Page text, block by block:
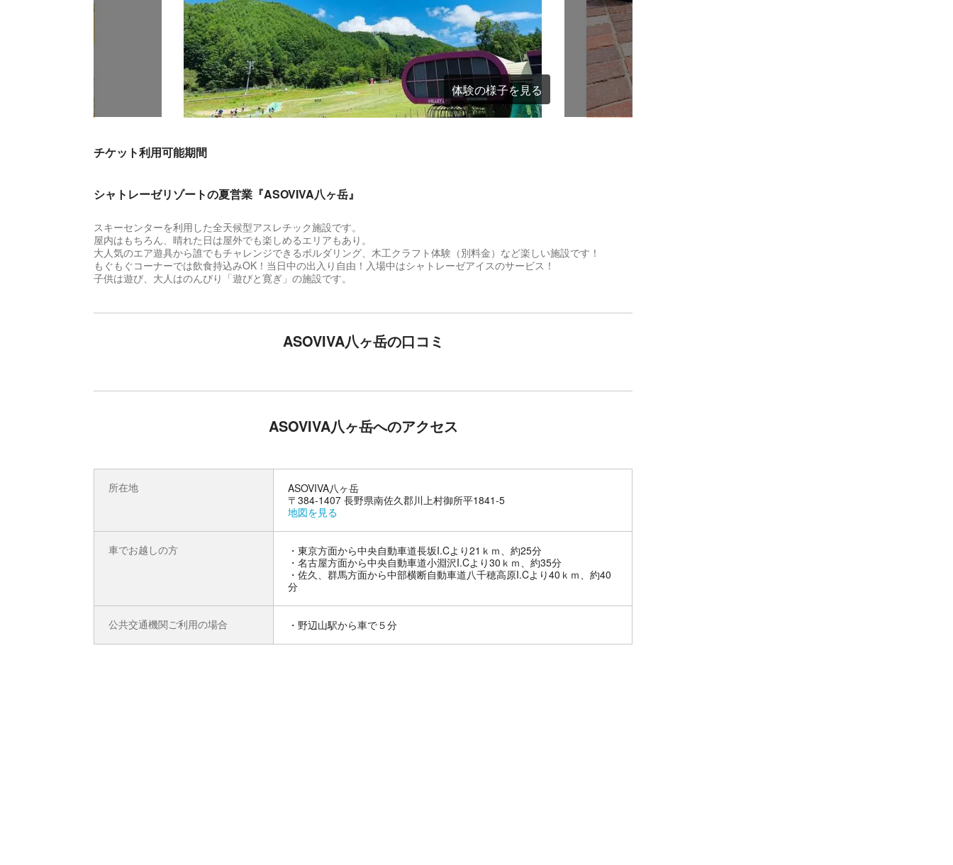
体験の様子を見る
チケット利用可能期間
シャトレーゼリゾートの夏営業『ASOVIVA八ヶ岳』
スキーセンターを利用した全天候型アスレチック施設です。
屋内はもちろん、晴れた日は屋外でも楽しめるエリアもあり。
大人気のエア遊具から誰でもチャレンジできるボルダリング、木工クラフト体験（別料金）など楽しい施設です！
もぐもぐコーナーでは飲食持込みOK！当日中の出入り自由！入場中はシャトレーゼアイスのサービス！
子供は遊び、大人はのんびり「遊びと寛ぎ」の施設です。
ASOVIVA八ヶ岳の口コミ
ASOVIVA八ヶ岳へのアクセス
所在地
ASOVIVA八ヶ岳
〒384-1407 長野県南佐久郡川上村御所平1841-5
地図を見る
車でお越しの方
・東京方面から中央自動車道長坂I.Cより21ｋｍ、約25分
・名古屋方面から中央自動車道小淵沢I.Cより30ｋｍ、約35分
・佐久、群馬方面から中部横断自動車道八千穂高原I.Cより40ｋｍ、約40
分
公共交通機関ご利用の場合 ・野辺山駅から車で５分